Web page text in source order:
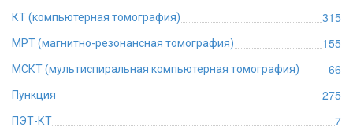
КТ (компьютерная томография) 315
МРТ (магнитно-резонансная томография) 155
МСКТ (мультиспиральная компьютерная томография) 66
Пункция 275
ПЭТ-КТ 7